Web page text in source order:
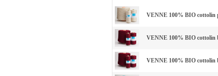
VENNE 100% BIO cottolin
VENNE 100% BIO cottolin
VENNE 100% BIO cottolin